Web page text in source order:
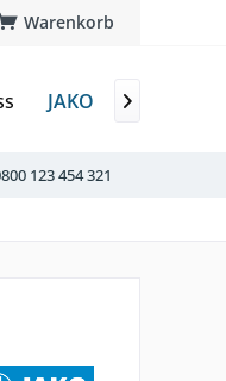
Warenkorb
JAKO Erima

123 454 321